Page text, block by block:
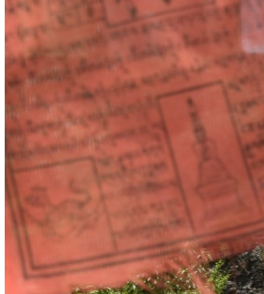
Demande d'info
09 83 40 65 79